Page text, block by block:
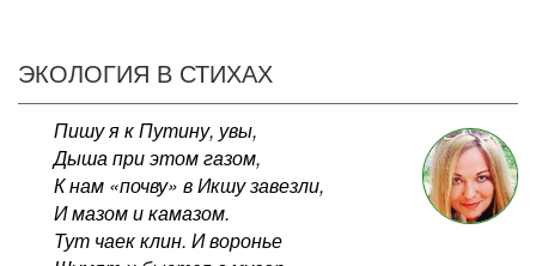
ЭКОЛОГИЯ В СТИХАХ
Пишу я к Путину, увы,
Дыша при этом газом,
К нам «почву» в Икшу завезли,
И мазом и камазом.
Тут чаек клин. И воронье